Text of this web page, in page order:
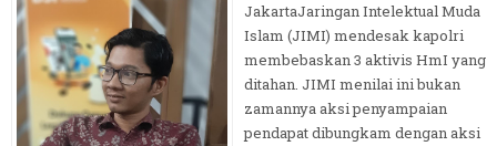
JakartaJaringan Intelektual Muda
Islam (JIMI) mendesak kapolri
membebaskan 3 aktivis HmI yang
ditahan. JIMI menilai ini bukan
zamannya aksi penyampaian
pendapat dibungkam dengan aksi